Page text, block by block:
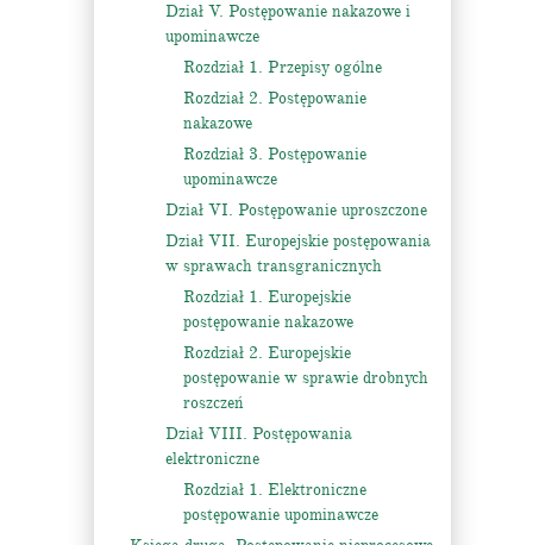
Dział V. Postępowanie nakazowe i
upominawcze
Rozdział 1. Przepisy ogólne
Rozdział 2. Postępowanie
nakazowe
Rozdział 3. Postępowanie
upominawcze
Dział VI. Postępowanie uproszczone
Dział VII. Europejskie postępowania
w sprawach transgranicznych
Rozdział 1. Europejskie
postępowanie nakazowe
Rozdział 2. Europejskie
postępowanie w sprawie drobnych
roszczeń
Dział VIII. Postępowania
elektroniczne
Rozdział 1. Elektroniczne
postępowanie upominawcze